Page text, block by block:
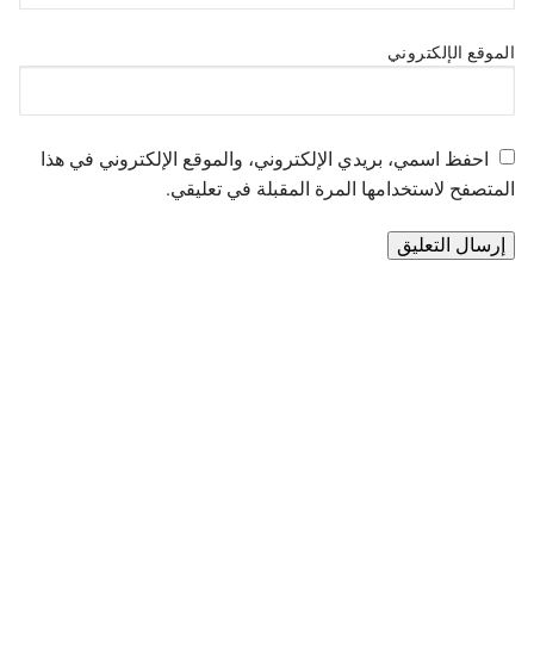
الموقع الإلكتروني
احفظ اسمي، بريدي الإلكتروني، والموقع الإلكتروني في هذا
المتصفح لاستخدامها المرة المقبلة في تعليقي.